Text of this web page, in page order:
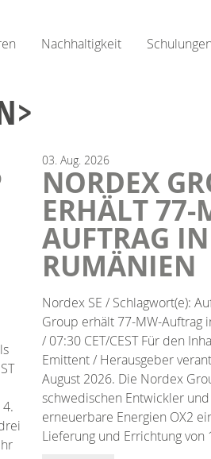
Nachhaltigkeit Schulungen
03. Aug. 2026
NORDEX
ERHÄLT 77-
AUFTRAG IN
RUMÄNIEN
Nordex SE / Schlagwort(e):
Group erhält 77-MW-Auftrag
/ 07:30 CET/CEST Für den
Emittent / Herausgeber
August 2026. Die Nordex
schwedischen Entwickler
erneuerbare Energien OX2
Lieferung und Errichtung